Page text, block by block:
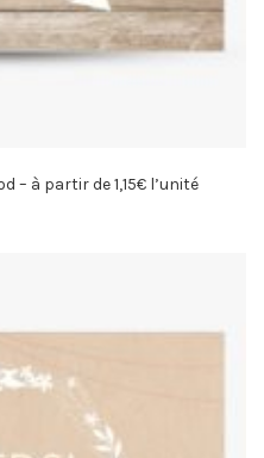
– à partir de 1,15€ l’unité